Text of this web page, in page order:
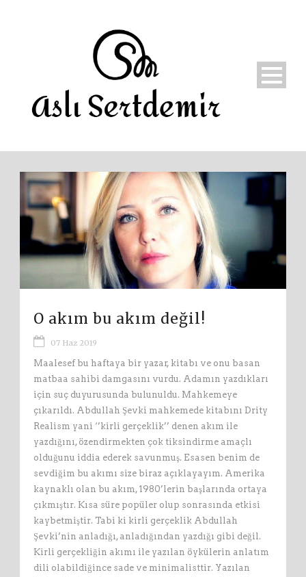
O akım bu akım değil!
07 Haz 2019
Maalesef bu haftaya bir yazar, kitabı ve onu basan
matbaa sahibi damgasını vurdu. Adamın yazdıkları
için suç duyurusunda bulunuldu. Mahkemeye
çıkarıldı. Abdullah Şevki mahkemede kitabını Drity
Realism yani ‘’kirli gerçeklik’’ denen akım ile
yazdığını, özendirmekten çok tiksindirme amaçlı
olduğunu iddia ederek savunmuş. Esasen benim de
sevdiğim bu akımı size biraz açıklayayım. Amerika
kaynaklı olan bu akım, 1980’lerin başlarında ortaya
çıkmıştır. Kısa süre popüler olup sonrasında etkisi
kaybetmiştir. Tabi ki kirli gerçeklik Abdullah
Şevki’nin anladığı, anladığından yazdığı gibi değil.
Kirli gerçekliğin akımı ile yazılan öykülerin anlatım
dili olabildiğince sade ve minimalisttir. Yazılan